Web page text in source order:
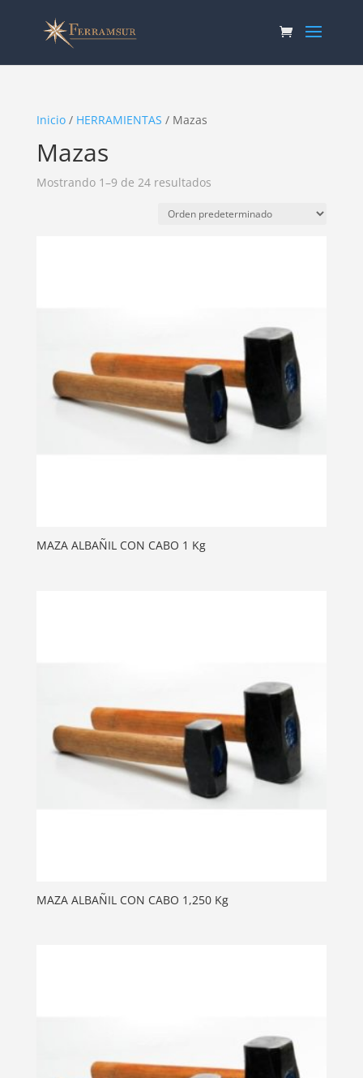
Inicio/ HERRAMIENTAS / Mazas
Mazas
Mostrando 1–9 de 24 resultados
MAZA ALBAÑIL CON CABO 1 Kg
MAZA ALBAÑIL CON CABO 1,250 Kg